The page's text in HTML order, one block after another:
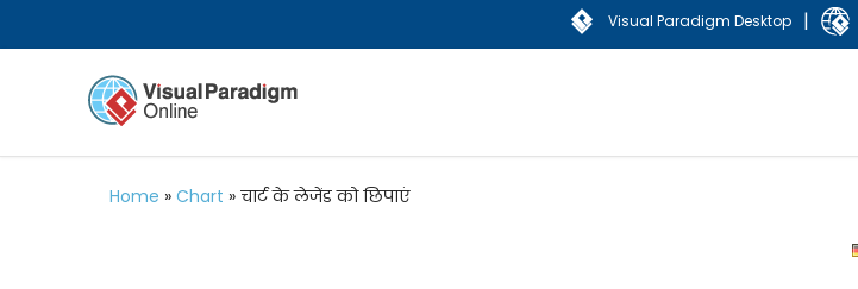
Visual Paradigm Desktop |
Home » Chart » चार्ट के लेजेंड को छिपाएं